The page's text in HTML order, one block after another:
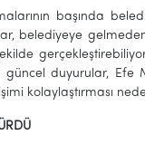
başında
belediyeye
duyurular, Efe
kolaylaştırması